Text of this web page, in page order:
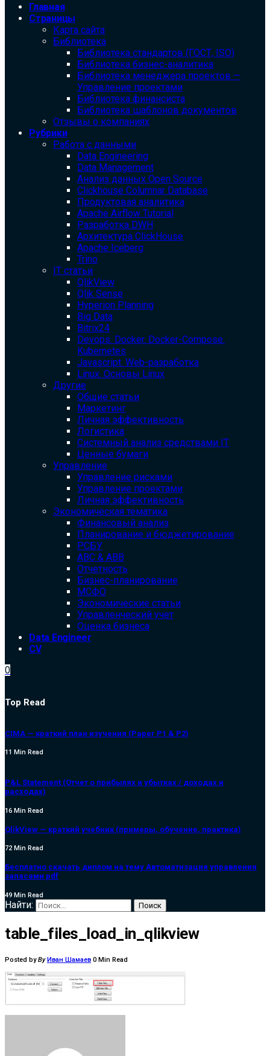
Главная
Страницы
Карта сайта
Библиотека
Библиотека cтандартов (ГОСТ, ISO)
Библиотека бизнес-аналитика
Библиотека менеджера проектов —
Управление проектами
Библиотека финансиста
Библиотека шаблонов документов
Отзывы о компаниях
Рубрики
Работа с данными
Data Engineering
Data Management
Анализ данных Open Source
Clickhouse Columnar Database
Продуктовая аналитика
Apache Airflow Tutorial
Разработка DWH
Архитектура ClickHouse
Apache Iceberg
Trino
IT статьи
QlikView
Qlik Sense
Hyperion Planning
Big Data
Bitrix24
Devops. Docker. Docker-Compose.
Kubernetes
Javascript. Web-разработка
Linux. Основы Linux
Другие
Общие статьи
Маркетинг
Личная эффективность
Логистика
Системный анализ средствами IT
Ценные бумаги
Управление
Управление рисками
Управление проектами
Личная эффективность
Экономическая тематика
Финансовый анализ
Планирование и бюджетирование
РСБУ
ABC & ABB
Отчетность
Бизнес-планирование
МСФО
Экономические статьи
Управленческий учет
Оценка бизнеса
Data Engineer
CV
0
Top Read
CIMA — краткий план изучения (Paper P1 & P2)
11 Min Read
P&L Statement (Отчет о прибылях и убытках / доходах и
расходах)
16 Min Read
QlikView — краткий учебник (примеры, обучение, практика)
72 Min Read
Бесплатно скачать диплом на тему Автоматизация управления
запасами pdf
49 Min Read
Найти:
table_files_load_in_qlikview
Posted by ByИван Шамаев 0 Min Read